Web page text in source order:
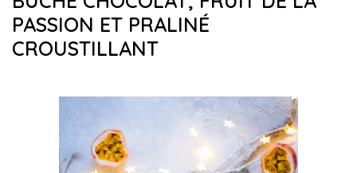
PASSION ET PRALINÉ
CROUSTILLANT